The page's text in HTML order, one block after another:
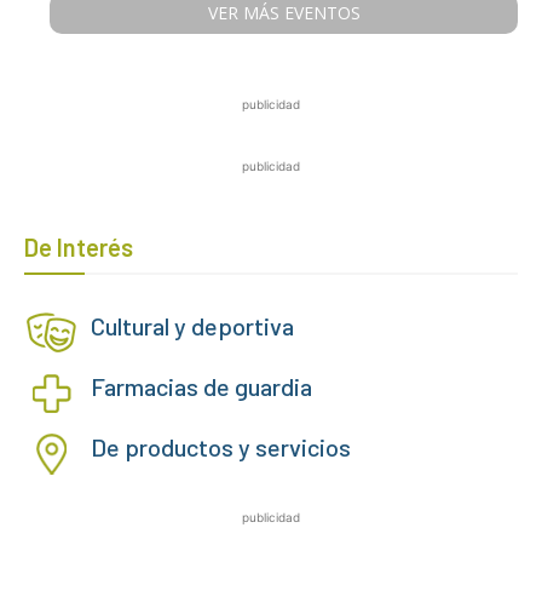
VER MÁS EVENTOS
publicidad
publicidad
De Interés
Cultural y deportiva
Farmacias de guardia
De productos y servicios
publicidad